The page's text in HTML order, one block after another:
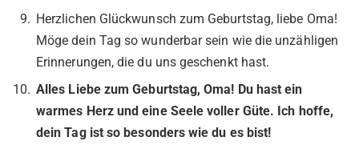
Herzlichen Glückwunsch zum Geburtstag, liebe Oma!
Möge dein Tag so wunderbar sein wie die unzähligen
Erinnerungen, die du uns geschenkt hast.
Alles Liebe zum Geburtstag, Oma! Du hast ein
warmes Herz und eine Seele voller Güte. Ich hoffe,
dein Tag ist so besonders wie du es bist!